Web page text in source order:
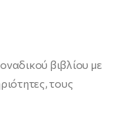
βιβλίου με
τους